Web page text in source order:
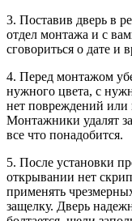
3. Поставив дверь в
отдел монтажа и с
сговориться о дате и
4. Перед монтажом
нужного цвета, с
нет повреждений или
Монтажники удалят
все что понадобится.
5. После установки
открывании нет
применять
защелку. Дверь